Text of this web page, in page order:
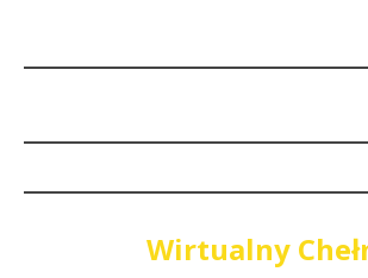
Wirtualny